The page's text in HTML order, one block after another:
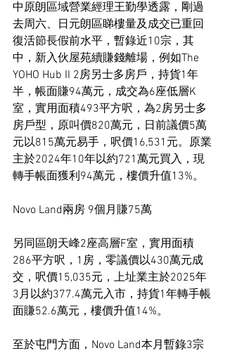
中原朗區域營業經理王勤學透露，剛過
去周六、日元朗區睇樓量及成交已重回
復活節長假前水平，暫錄近10宗，其
中，新入伙屋苑續賺錢離場，例如The
YOHO Hub II 2房另士多房戶，持貨1年
半，帳面賺94萬元，成交為6座低層K
室，實用面積493平方呎，為2房另士多
房戶型，原叫價820萬元，日前議價5萬
元以815萬元易手，呎價16,531元。原業
主於2024年10年以約721萬元買入，現
轉手帳面獲利94萬元，樓價升值13%。
Novo Land兩房 9個月賺75萬
另同區朗天峰2座高層F室，實用面積
286平方呎，1房，零議價以430萬元成
交，呎價15,035元，上址業主於2025年
3月以約377.4萬元入市，持貨1年轉手帳
面賺52.6萬元，樓價升值14%。
至於屯門方面，Novo Land本月暫錄3宗